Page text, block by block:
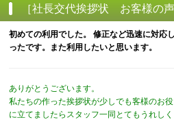
［社長交代挨拶状 お客様の声
初めての利用でした。 修正など迅速に対応
ったです。また利用したいと思います。
ありがとうございます。
私たちの作った挨拶状が少しでも客様のお役
に立てましたらスタッフ一同とてもうれしく